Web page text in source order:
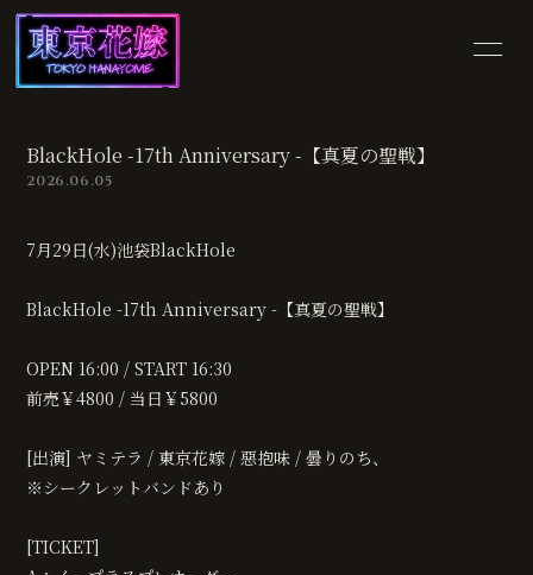
SCHEDULE
VIDEO
SHOP
BLOG
MOVIE
無料会員登録
BlackHole -17th Anniversary -【真夏の聖戦】
2026.06.05
7月29日(水)池袋BlackHole
BlackHole -17th Anniversary -【真夏の聖戦】
OPEN 16:00 / START 16:30
前売￥4800 / 当日￥5800
[出演] ヤミテラ / 東京花嫁 / 惡抱味 / 曇りのち、
※シークレットバンドあり
[TICKET]